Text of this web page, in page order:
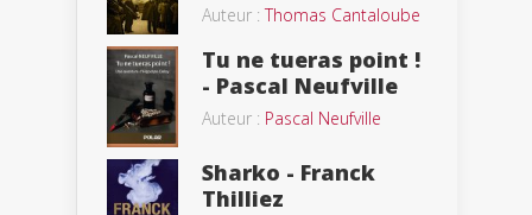
Auteur :Thomas Cantaloube
Tu ne tueras point !
- Pascal Neufville
Auteur : Pascal Neufville
Sharko - Franck
Thilliez